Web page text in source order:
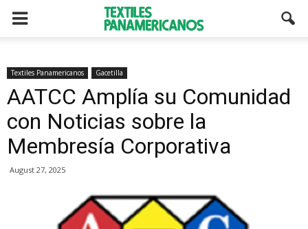
Textiles Panamericanos Gacetilla
AATCC Amplía su Comunidad
con Noticias sobre la
Membresía Corporativa
August 27, 2025